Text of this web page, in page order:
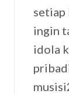
setiap
ingin
idola